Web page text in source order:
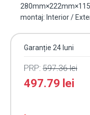
montaj: Interior /
Garanție 24 luni
PRP: 597.36lei
497.79 lei